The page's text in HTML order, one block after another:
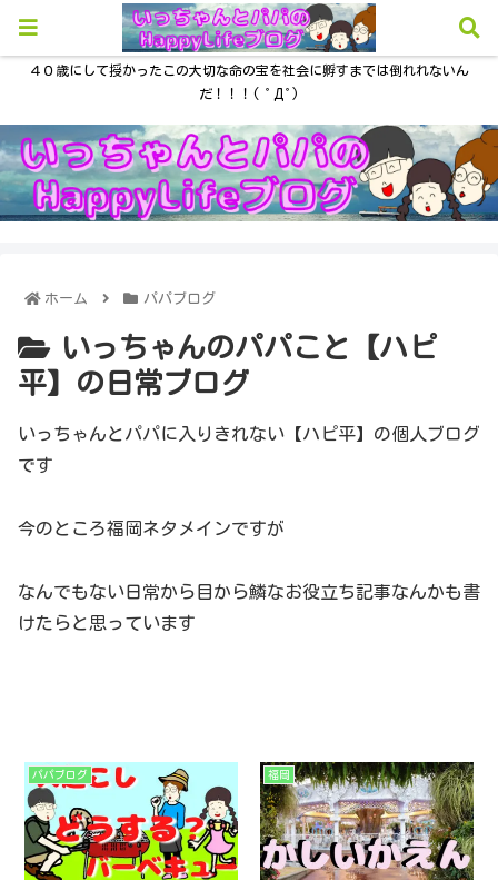
４０歳にして授かったこの大切な命の宝を社会に孵すまでは倒れれないん
だ！！！( ﾟДﾟ)
ホーム パパブログ
いっちゃんのパパこと【ハピ
平】の日常ブログ
いっちゃんとパパに入りきれない【ハピ平】の個人ブログ
です
今のところ福岡ネタメインですが
なんでもない日常から目から鱗なお役立ち記事なんかも書
けたらと思っています
パパブログ 福岡